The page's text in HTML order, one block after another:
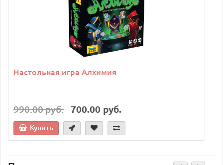
Настольная игра Алхимия
990.00 руб. 700.00 руб.
Купить